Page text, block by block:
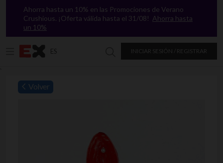
`
Ahorra hasta un 10% en las Promociones de Verano
Crushious. ¡Oferta válida hasta el 31/08! Ahorra hasta
un 10%
ES INICIAR SESIÓN / REGISTRAR
Buscar en Excitasy
Volver